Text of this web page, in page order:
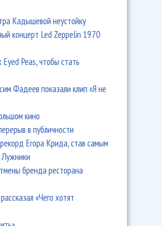
Кадышевой неустойку
концерт Led Zeppelin 1970
Peas, чтобы стать
Фадеев показали клип «Я не
кино
в публичности
Егора Крида, став самым
бренда ресторана
«Чего хотят